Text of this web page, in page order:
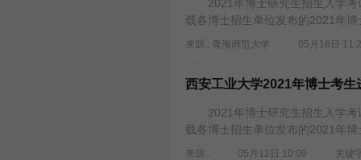
2021年博士研究生招生入学考
载各博士招生单位发布的2021年
来源 : 青海师范大学 05月18日
西安工业大学2021年博士考生
2021年博士研究生招生入学考
载各博士招生单位发布的2021年
来源 : 05月12日 10:09 关键